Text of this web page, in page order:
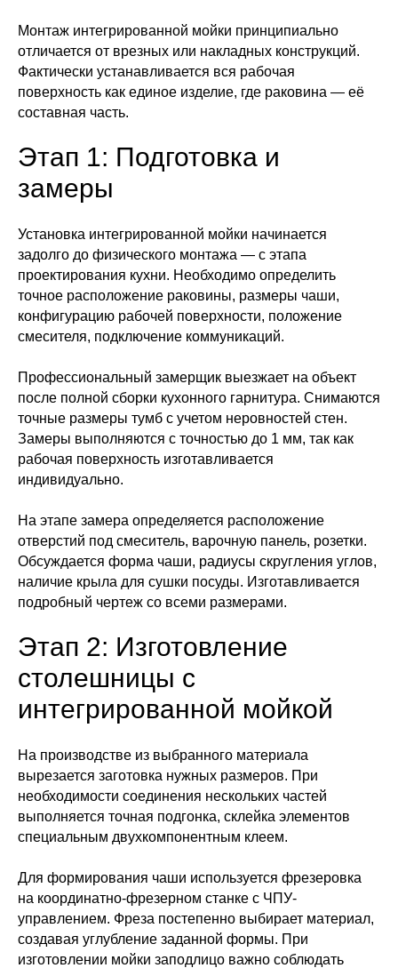
Монтаж интегрированной мойки принципиально
отличается от врезных или накладных конструкций.
Фактически устанавливается вся рабочая
поверхность как единое изделие, где раковина — её
составная часть.
Этап 1: Подготовка и
замеры
Установка интегрированной мойки начинается
задолго до физического монтажа — с этапа
проектирования кухни. Необходимо определить
точное расположение раковины, размеры чаши,
конфигурацию рабочей поверхности, положение
смесителя, подключение коммуникаций.
Профессиональный замерщик выезжает на объект
после полной сборки кухонного гарнитура. Снимаются
точные размеры тумб с учетом неровностей стен.
Замеры выполняются с точностью до 1 мм, так как
рабочая поверхность изготавливается
индивидуально.
На этапе замера определяется расположение
отверстий под смеситель, варочную панель, розетки.
Обсуждается форма чаши, радиусы скругления углов,
наличие крыла для сушки посуды. Изготавливается
подробный чертеж со всеми размерами.
Этап 2: Изготовление
столешницы с
интегрированной мойкой
На производстве из выбранного материала
вырезается заготовка нужных размеров. При
необходимости соединения нескольких частей
выполняется точная подгонка, склейка элементов
специальным двухкомпонентным клеем.
Для формирования чаши используется фрезеровка
на координатно-фрезерном станке с ЧПУ-
управлением. Фреза постепенно выбирает материал,
создавая углубление заданной формы. При
изготовлении мойки заподлицо важно соблюдать